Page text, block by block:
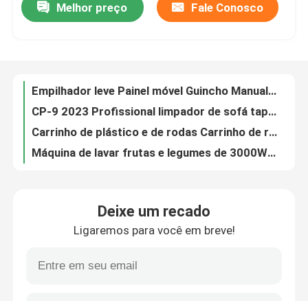
Contacte-nos
Notícias
Melhor preço Fale Conosco
Trolley Cesto Dobremente Trolley Fácil Manobração
Máquina de embalagem de sacos de garrafas / Máquina de embalagem de película de alongamento / Máquina de embalagem de compressão por calor de tipo de punho de película de PE
Tray Sealer máquina de embalagem de alimentos máquina comercial de vedação de caixas de alimentos
Caminhão de bagagem dobrável Caminhão de mão dobrável
Deixe um recado
Ligaremos para você em breve!